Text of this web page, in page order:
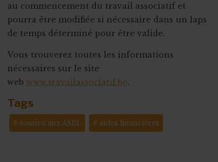
au commencement du travail associatif et
pourra être modifiée si nécessaire dans un laps
de temps déterminé pour être valide.
Vous trouverez toutes les informations
nécessaires sur le site
web www.travailassociatif.be.
Tags
soutien aux ASBL aides financières